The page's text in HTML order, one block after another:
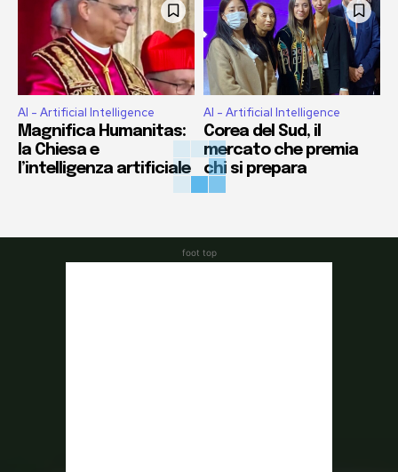
AI - Artificial Intelligence
Magnifica Humanitas:
la Chiesa e
l’intelligenza artificiale
AI - Artificial Intelligence
Corea del Sud, il
mercato che premia
chi si prepara
foot top